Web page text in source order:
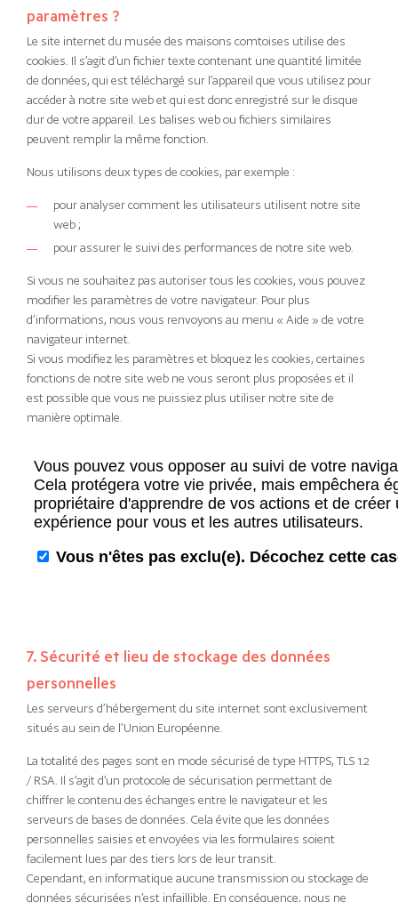
paramètres ?
Le site internet du musée des maisons comtoises utilise des
cookies. Il s’agit d’un fichier texte contenant une quantité limitée
de données, qui est téléchargé sur l’appareil que vous utilisez pour
accéder à notre site web et qui est donc enregistré sur le disque
dur de votre appareil. Les balises web ou fichiers similaires
peuvent remplir la même fonction.
Nous utilisons deux types de cookies, par exemple :
pour analyser comment les utilisateurs utilisent notre site
web ;
pour assurer le suivi des performances de notre site web.
Si vous ne souhaitez pas autoriser tous les cookies, vous pouvez
modifier les paramètres de votre navigateur. Pour plus
d’informations, nous vous renvoyons au menu « Aide » de votre
navigateur internet.
Si vous modifiez les paramètres et bloquez les cookies, certaines
fonctions de notre site web ne vous seront plus proposées et il
est possible que vous ne puissiez plus utiliser notre site de
manière optimale.
7. Sécurité et lieu de stockage des données
personnelles
Les serveurs d’hébergement du site internet sont exclusivement
situés au sein de l’Union Européenne.
La totalité des pages sont en mode sécurisé de type HTTPS, TLS 1.2
/ RSA. Il s’agit d’un protocole de sécurisation permettant de
chiffrer le contenu des échanges entre le navigateur et les
serveurs de bases de données. Cela évite que les données
personnelles saisies et envoyées via les formulaires soient
facilement lues par des tiers lors de leur transit.
Cependant, en informatique aucune transmission ou stockage de
données sécurisées n’est infaillible. En conséquence, nous ne